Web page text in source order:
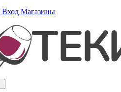
Вход Магазины